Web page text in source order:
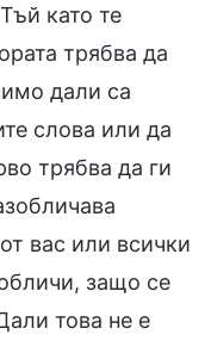
като те
трябва да
дали са
слова или да
трябва да ги
вас или всички
защо се
това не е